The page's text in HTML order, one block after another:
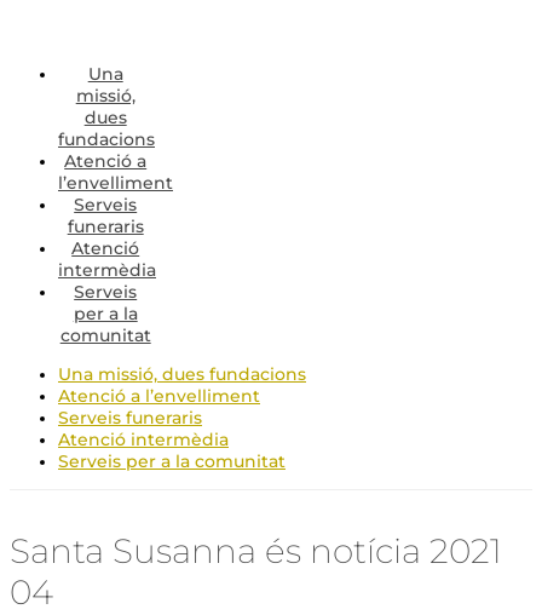
Una
missió,
dues
fundacions
Atenció a
l’envelliment
Serveis
funeraris
Atenció
intermèdia
Serveis
per a la
comunitat
Una missió, dues fundacions
Atenció a l’envelliment
Serveis funeraris
Atenció intermèdia
Serveis per a la comunitat
Santa Susanna és notícia 2021
04